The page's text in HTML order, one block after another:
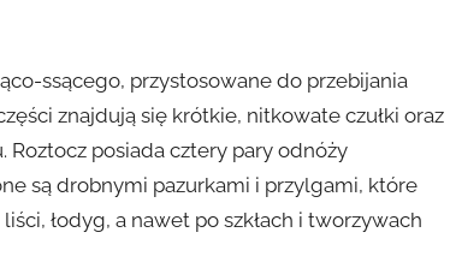
ssącego, przystosowane do przebijania
znajdują się krótkie, nitkowate czułki oraz
posiada cztery pary odnóży
są drobnymi pazurkami i przylgami, które
łodyg, a nawet po szkłach i tworzywach